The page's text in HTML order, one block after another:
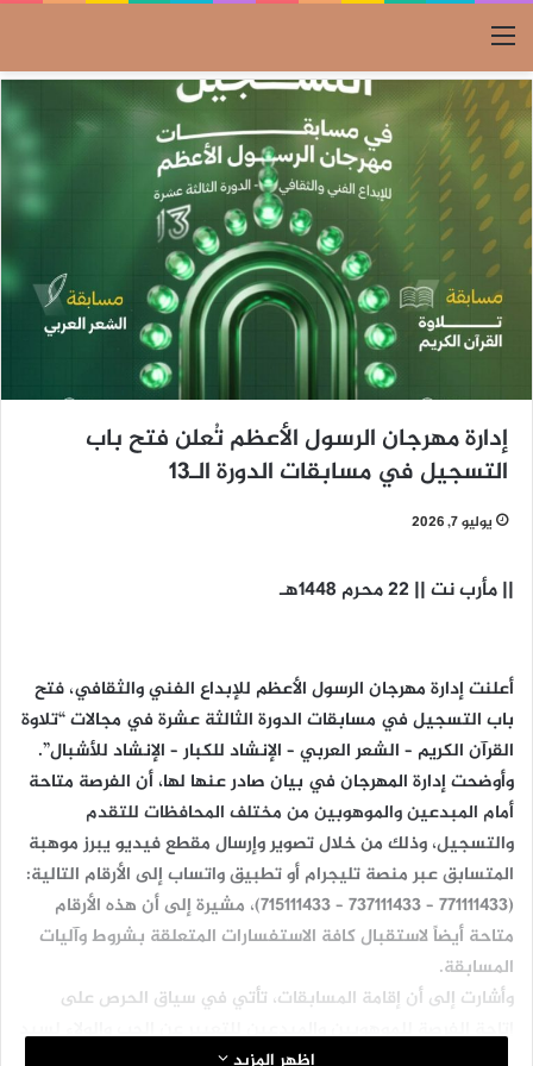
القائمة
إدارة مهرجان الرسول الأعظم تُعلن فتح باب
التسجيل في مسابقات الدورة الـ13
يوليو 7, 2026
|| مأرب نت || 22 محرم 1448هـ
أعلنت إدارة مهرجان الرسول الأعظم للإبداع الفني والثقافي، فتح
باب التسجيل في مسابقات الدورة الثالثة عشرة في مجالات “تلاوة
القرآن الكريم – الشعر العربي – الإنشاد للكبار – الإنشاد للأشبال”.
وأوضحت إدارة المهرجان في بيان صادر عنها لها، أن الفرصة متاحة
أمام المبدعين والموهوبين من مختلف المحافظات للتقدم
والتسجيل، وذلك من خلال تصوير وإرسال مقطع فيديو يبرز موهبة
المتسابق عبر منصة تليجرام أو تطبيق واتساب إلى الأرقام التالية:
(771111433 – 737111433 – 715111433)، مشيرة إلى أن هذه الأرقام
متاحة أيضاً لاستقبال كافة الاستفسارات المتعلقة بشروط وآليات
المسابقة.
وأشارت إلى أن إقامة المسابقات، تأتي في سياق الحرص على
إتاحة الفرصة للموهوبين والمبدعين للتعبير عن الحب والولاء لسيد
اظهر المزيد